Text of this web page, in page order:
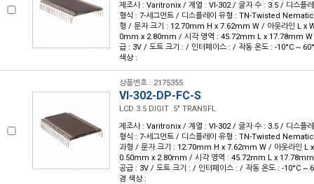
제조사 : Varitronix / 계열 : VI-302 / 글자 수 : 3.5 / 디스플
형식 : 7-세그먼트 / 디스플레이 유형 : TN-Twisted
형 / 문자 크기 : 12.70mm H x 7.62mm W / 아웃라인 L x
0mm x 2.80mm / 시각 영역 : 45.72mm L x 17.78mm W
급 : 3V / 도트 크기 : / 인터페이스 : / 작동 온도 : -10°C ~
색상 :
상품번호 : 2175355
VI-302-DP-FC-S
LCD 3.5 DIGIT .5" TRANSFL
제조사 : Varitronix / 계열 : VI-302 / 글자 수 : 3.5 / 디스플
형식 : 7-세그먼트 / 디스플레이 유형 : TN-Twisted
과형 / 문자 크기 : 12.70mm H x 7.62mm W / 아웃라인 L
0.50mm x 2.80mm / 시각 영역 : 45.72mm L x 17.78mm
공급 : 3V / 도트 크기 : / 인터페이스 : / 작동 온도 : -10°C ~
경 색상 :